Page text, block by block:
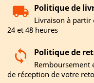
Politique de
Livraison à partir
24 et 48 heures
Politique de
Remboursement
de réception de votre